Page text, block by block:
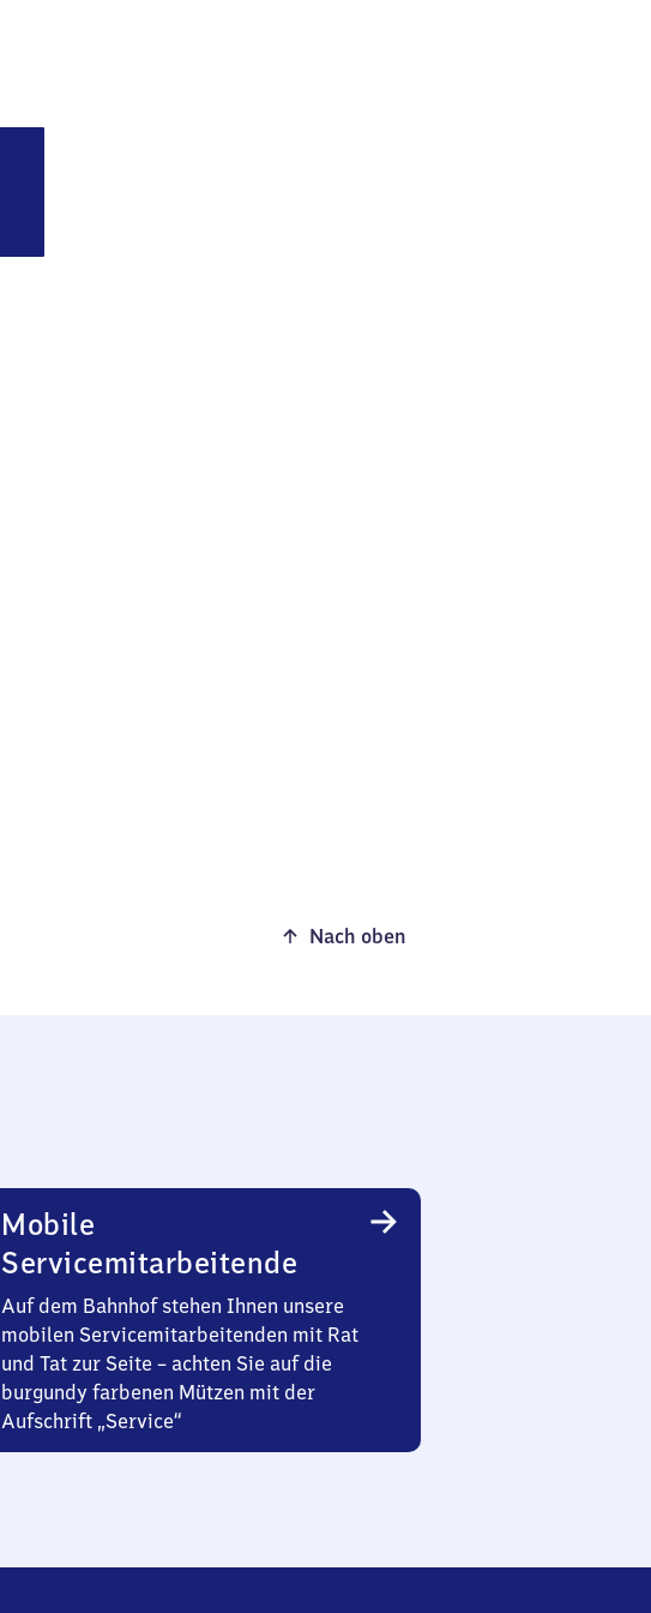
Nach oben
Mobile
Servicemitarbeitende
Auf dem Bahnhof stehen Ihnen unsere
mobilen Servicemitarbeitenden mit Rat
und Tat zur Seite – achten Sie auf die
burgundy farbenen Mützen mit der
Aufschrift „Service“